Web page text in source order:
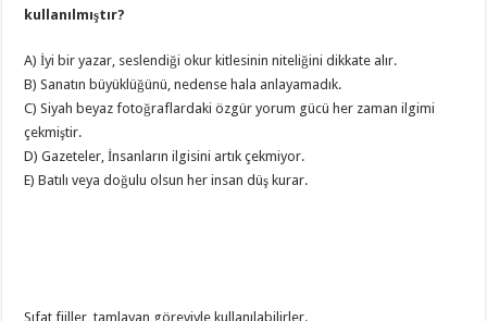
kullanılmıştır?
A) İyi bir yazar, seslendiği okur kitlesinin niteliğini dikkate alır.
B) Sanatın büyüklüğünü, nedense hala anlayamadık.
C) Siyah beyaz fotoğraflardaki özgür yorum gücü her zaman ilgimi
çekmiştir.
D) Gazeteler, İnsanların ilgisini artık çekmiyor.
E) Batılı veya doğulu olsun her insan düş kurar.
Sıfat fiiller, tamlayan göreviyle kullanılabilirler.